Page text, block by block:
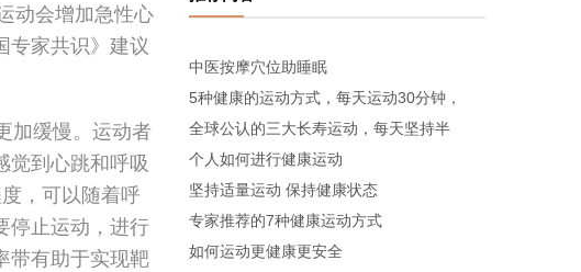
动会增加急性心
专家共识》建议
加缓慢。运动者
觉到心跳和呼吸
，可以随着呼
停止运动，进行
带有助于实现靶
中医按摩穴位助睡眠
5种健康的运动方式，每天运动30分钟，
全球公认的三大长寿运动，每天坚持半
个人如何进行健康运动
坚持适量运动 保持健康状态
专家推荐的7种健康运动方式
如何运动更健康更安全